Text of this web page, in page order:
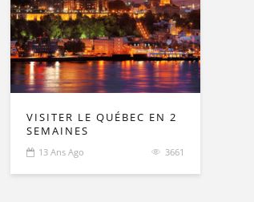
VISITER LE QUÉBEC EN 2
SEMAINES
13 Ans Ago 3661